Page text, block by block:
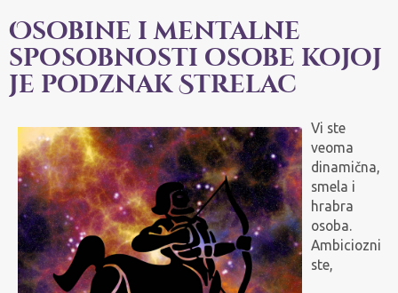
Osobine i mentalne
sposobnosti osobe kojoj
je podznak Strelac
Vi ste
veoma
dinamična,
smela i
hrabra
osoba.
Ambiciozni
ste,